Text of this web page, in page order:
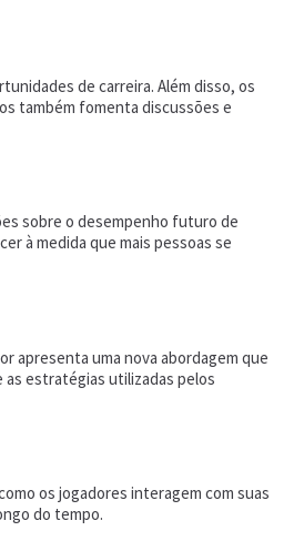
de carreira. Além disso, os
também fomenta discussões e
sobre o desempenho futuro de
à medida que mais pessoas se
apresenta uma nova abordagem que
as estratégias utilizadas pelos
os jogadores interagem com suas
do tempo.